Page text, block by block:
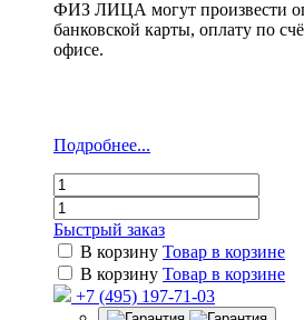
ФИЗ ЛИЦА могут произвести
банковской карты, оплату по
офисе.
Подробнее...
Быстрый заказ
В корзину Товар в корзине
В корзину Товар в корзине
+7 (495) 197-71-03